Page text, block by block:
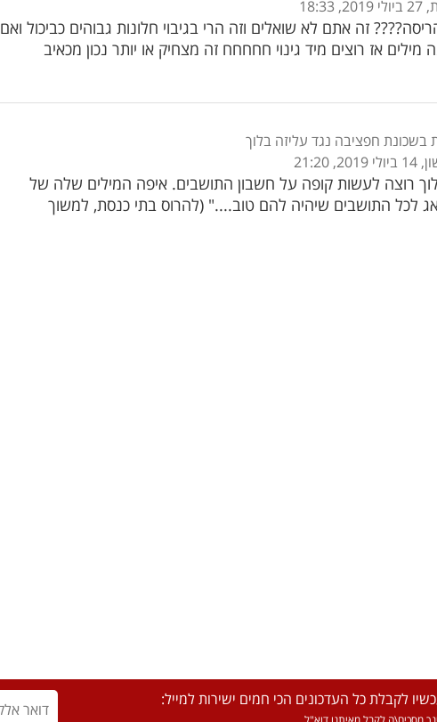
זה אתם לא שואלים וזה הרי בגיבוי חלונות גבוהים כביכול ואם
אז רוצים מיד גינוי חחחחח זה מצחיק או יותר נכון מכאיב
בשכונת חפציבה נגד עליזה בלוך
רוצה לעשות קופה על חשבון התושבים. איפה המילים שלה של
לכל התושבים שיהיה להם טוב...." (להרוס בתי כנסת, למשוך
לקבלת כל העדכונים הכי חמים ישירות למייל: